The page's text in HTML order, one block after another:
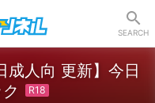
SEARCH
成人向 更新】今日